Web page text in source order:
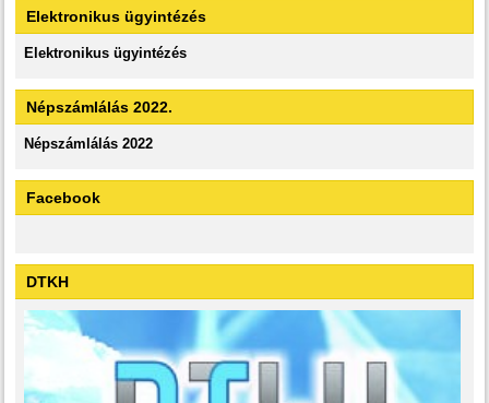
Elektronikus ügyintézés
Elektronikus ügyintézés
Népszámlálás 2022.
Népszámlálás 2022
Facebook
DTKH